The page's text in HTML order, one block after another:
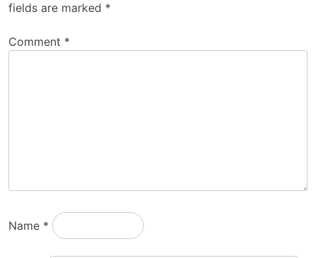
fields are marked *
Comment *
Name *